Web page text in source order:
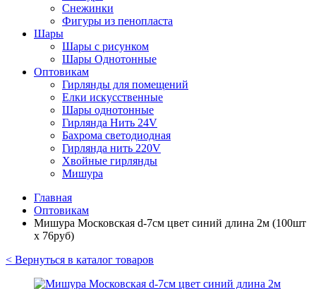
Снежинки
Фигуры из пенопласта
Шары
Шары с рисунком
Шары Однотонные
Оптовикам
Гирлянды для помещений
Елки искусственные
Шары однотонные
Гирлянда Нить 24V
Бахрома светодиодная
Гирлянда нить 220V
Хвойные гирлянды
Мишура
Главная
Оптовикам
Мишура Московская d-7см цвет синий длина 2м (100шт
х 76руб)
< Вернуться в каталог товаров